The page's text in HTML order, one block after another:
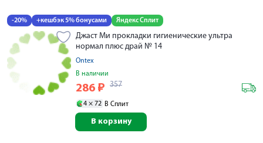
-20% +кешбэк 5% бонусами Яндекс Сплит
Джаст Ми прокладки гигиенические ультра
нормал плюс драй № 14
Ontex
В наличии
286 ₽ 357
4 × 72 В Сплит
В корзину